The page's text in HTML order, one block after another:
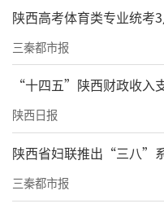
陕西高考体育类专业统考
三秦都市报
“十四五”陕西财政收入
陕西日报
陕西省妇联推出“三八”
三秦都市报